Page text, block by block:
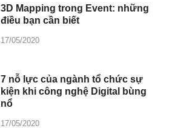
3D Mapping trong Event: những
điều bạn cần biết
17/05/2020
7 nỗ lực của ngành tổ chức sự
kiện khi công nghệ Digital bùng
nổ
17/05/2020